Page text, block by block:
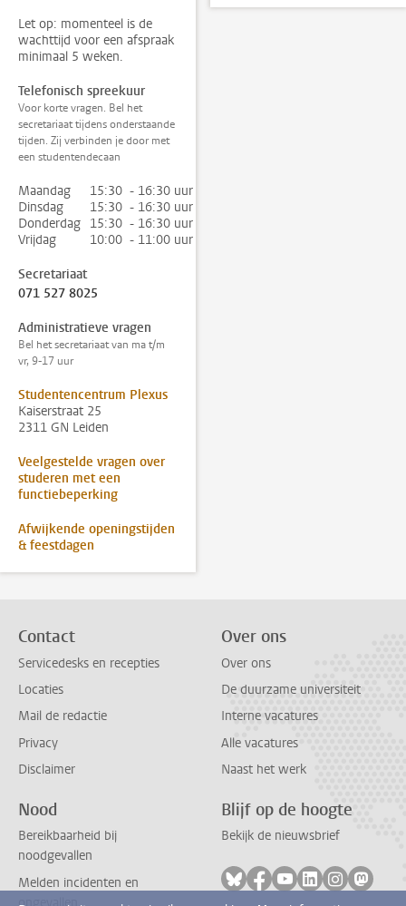
Let op: momenteel is de
wachttijd voor een afspraak
minimaal 5 weken.
Telefonisch spreekuur
Voor korte vragen. Bel het
secretariaat tijdens onderstaande
tijden. Zij verbinden je door met
een studentendecaan
Maandag
15:30 - 16:30 uur
Dinsdag
15:30 - 16:30 uur
Donderdag 15:30 - 16:30 uur
Vrijdag
10:00 - 11:00 uur
Secretariaat
071 527 8025
Administratieve vragen
Bel het secretariaat van ma t/m
vr, 9-17 uur
Studentencentrum Plexus
Kaiserstraat 25
2311 GN Leiden
Veelgestelde vragen over
studeren met een
functiebeperking
Afwijkende openingstijden
& feestdagen
Contact
Servicedesks en recepties
Locaties
Mail de redactie
Privacy
Disclaimer
Over ons
Over ons
De duurzame universiteit
Interne vacatures
Alle vacatures
Naast het werk
Nood
Bereikbaarheid bij
noodgevallen
Melden incidenten en
Blijf op de hoogte
Bekijk de nieuwsbrief
Volg ons op bluesky
Volg ons op facebook
Volg ons op
Volg ons op
Volg ons
Volg